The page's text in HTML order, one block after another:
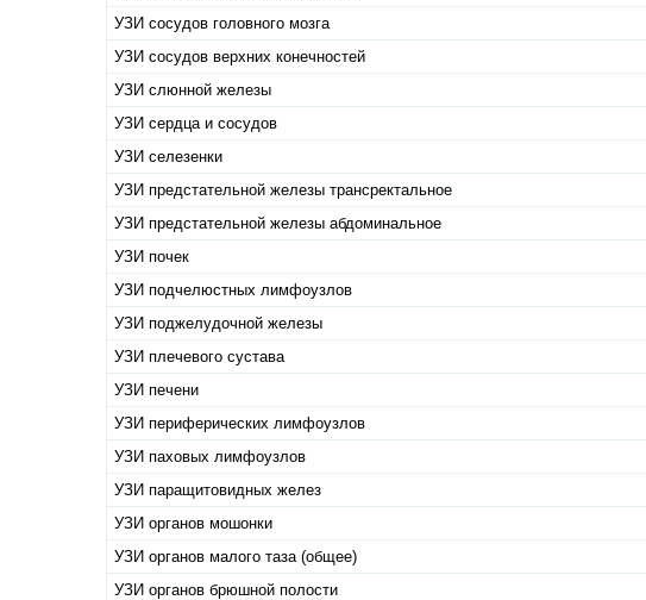
УЗИ сосудов головного мозга
УЗИ сосудов верхних конечностей
УЗИ слюнной железы
УЗИ сердца и сосудов
УЗИ селезенки
УЗИ предстательной железы трансректальное
УЗИ предстательной железы абдоминальное
УЗИ почек
УЗИ подчелюстных лимфоузлов
УЗИ поджелудочной железы
УЗИ плечевого сустава
УЗИ печени
УЗИ периферических лимфоузлов
УЗИ паховых лимфоузлов
УЗИ паращитовидных желез
УЗИ органов мошонки
УЗИ органов малого таза (общее)
УЗИ органов брюшной полости